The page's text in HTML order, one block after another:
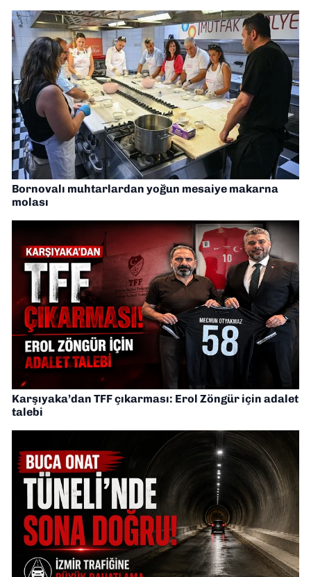
Bornovalı muhtarlardan yoğun mesaiye makarna
molası
Karşıyaka’dan TFF çıkarması: Erol Zöngür için adalet
talebi